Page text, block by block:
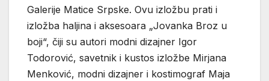
Galerije Matice Srpske. Ovu izložbu prati i
izložba haljina i aksesoara „Jovanka Broz u
boji“, čiji su autori modni dizajner Igor
Todorović, savetnik i kustos izložbe Mirjana
Menković, modni dizajner i kostimograf Maja